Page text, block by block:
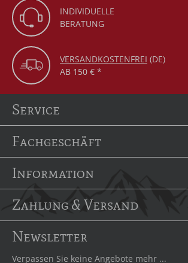
INDIVIDUELLE
BERATUNG
VERSANDKOSTENFREI (DE)
AB 150 € *
Service
Fachgeschäft
Information
Zahlung & Versand
Newsletter
Verpassen Sie keine Angebote mehr ...